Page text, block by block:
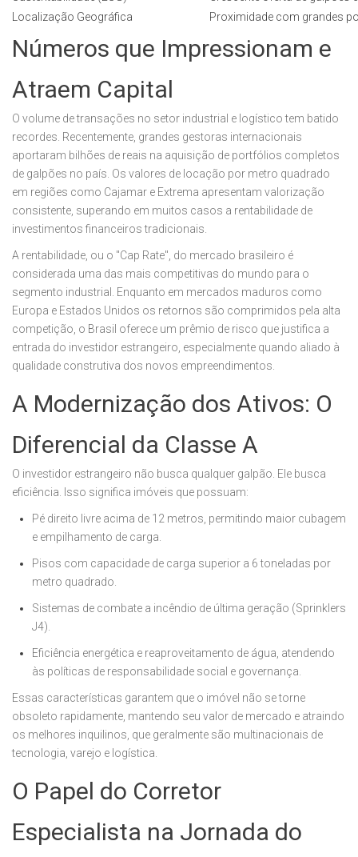
Localização Geográfica
Proximidade com grandes
Números que Impressionam e
Atraem Capital
O volume de transações no setor industrial e logístico tem batido
recordes. Recentemente, grandes gestoras internacionais
aportaram bilhões de reais na aquisição de portfólios completos
de galpões no país. Os valores de locação por metro quadrado
em regiões como Cajamar e Extrema apresentam valorização
consistente, superando em muitos casos a rentabilidade de
investimentos financeiros tradicionais.
A rentabilidade, ou o "Cap Rate", do mercado brasileiro é
considerada uma das mais competitivas do mundo para o
segmento industrial. Enquanto em mercados maduros como
Europa e Estados Unidos os retornos são comprimidos pela alta
competição, o Brasil oferece um prêmio de risco que justifica a
entrada do investidor estrangeiro, especialmente quando aliado à
qualidade construtiva dos novos empreendimentos.
A Modernização dos Ativos: O
Diferencial da Classe A
O investidor estrangeiro não busca qualquer galpão. Ele busca
eficiência. Isso significa imóveis que possuam:
Pé direito livre acima de 12 metros, permitindo maior cubagem
e empilhamento de carga.
Pisos com capacidade de carga superior a 6 toneladas por
metro quadrado.
Sistemas de combate a incêndio de última geração (Sprinklers
J4).
Eficiência energética e reaproveitamento de água, atendendo
às políticas de responsabilidade social e governança.
Essas características garantem que o imóvel não se torne
obsoleto rapidamente, mantendo seu valor de mercado e atraindo
os melhores inquilinos, que geralmente são multinacionais de
tecnologia, varejo e logística.
O Papel do Corretor
Especialista na Jornada do